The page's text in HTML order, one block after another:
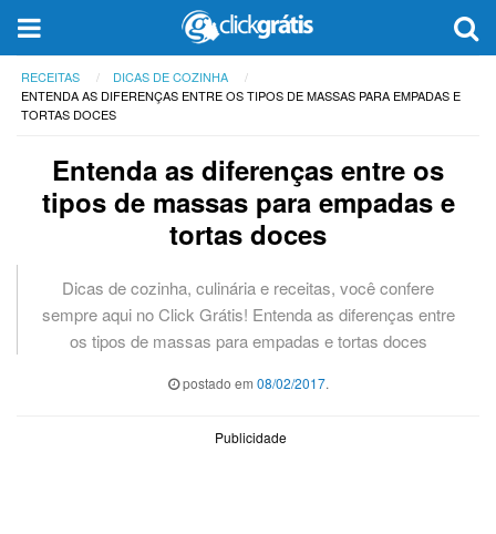
RECEITAS
DICAS DE COZINHA
ENTENDA AS DIFERENÇAS ENTRE OS TIPOS DE MASSAS PARA EMPADAS E
TORTAS DOCES
Entenda as diferenças entre os
tipos de massas para empadas e
tortas doces
Dicas de cozinha, culinária e receitas, você confere
sempre aqui no Click Grátis! Entenda as diferenças entre
os tipos de massas para empadas e tortas doces
postado em 08/02/2017.
Publicidade